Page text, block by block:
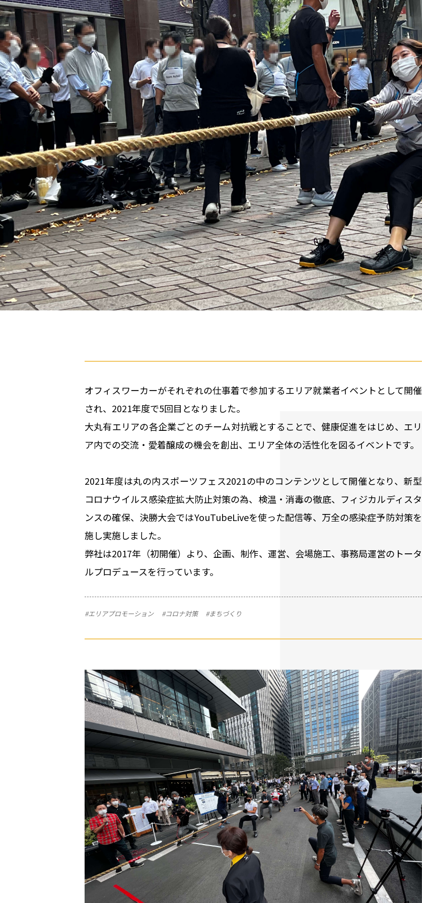
オフィスワーカーがそれぞれの仕事着で参加するエリア就業者イベントとして開催
され、2021年度で5回目となりました。
大丸有エリアの各企業ごとのチーム対抗戦とすることで、健康促進をはじめ、エリ
ア内での交流・愛着醸成の機会を創出、エリア全体の活性化を図るイベントです。
2021年度は丸の内スポーツフェス2021の中のコンテンツとして開催となり、新型
コロナウイルス感染症拡大防止対策の為、検温・消毒の徹底、フィジカルディスタ
ンスの確保、決勝大会ではYouTubeLiveを使った配信等、万全の感染症予防対策を
施し実施しました。
弊社は2017年（初開催）より、企画、制作、運営、会場施工、事務局運営のトータ
ルプロデュースを行っています。
#エリアプロモーション #コロナ対策 #まちづくり